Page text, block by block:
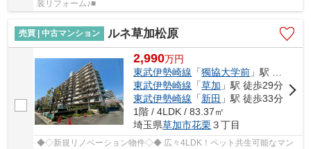
装リフォーム♪■
売買 | 中古マンション ルネ草加松原
2,990万円
東武伊勢崎線 「獨協大学前 」駅 徒歩18分
東武伊勢崎線 「草加 」駅 徒歩29分
東武伊勢崎線 「新田 」駅 徒歩33分
1階 / 4LDK / 83.37㎡
埼玉県草加市花栗３丁目
◆◇新規リノベーション物件◇◆ 広々4LDK！ペット共生可能なマン